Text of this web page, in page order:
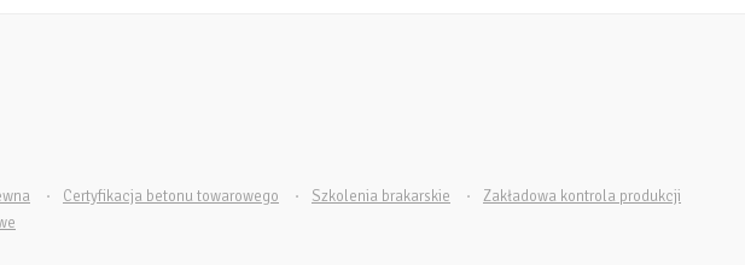
Certyfikacja betonu towarowego Szkolenia brakarskie
Zakładowa kontrola produkcji